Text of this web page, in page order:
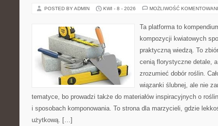
POSTED BY ADMIN KWI - 8 - 2026 MOŻLIWOŚĆ
Ta platforma to
kompozycji kwiatowych
praktyczną wiedzą. To
cenią florystyczne detale,
zrozumieć dobór roślin.
wiązanki ślubnej, ale nie
tematyce, bo prowadzi także do materiałów inspiracyjnych o
i sposobach komponowania. To strona dla marzycieli, gdzie
użytkową. […]